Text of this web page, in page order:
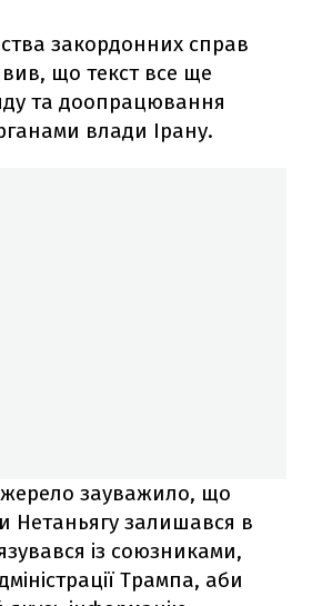
закордонних справ
що текст все ще
та доопрацювання
влади Ірану.
зауважило, що
Нетаньягу залишався в
із союзниками,
Трампа, аби